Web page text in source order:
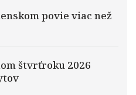
povie viac než
štvrťroku 2026